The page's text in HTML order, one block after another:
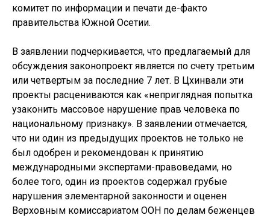
комитет по информации и печати де-факто
правительства Южной Осетии.
В заявлении подчеркивается, что предлагаемый для
обсуждения законопроект является по счету третьим
или четвертым за последние 7 лет. В Цхинвали эти
проекты расцениваются как «неприглядная попытка
узаконить массовое нарушение прав человека по
национальному признаку». В заявлении отмечается,
что ни один из предыдущих проектов не только не
был одобрен и рекомендован к принятию
международными экспертами-правоведами, но
более того, один из проектов содержал грубые
нарушения элементарной законности и оценен
Верховным комиссариатом ООН по делам беженцев